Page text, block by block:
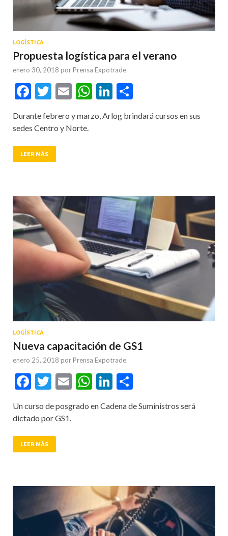
LOGÍSTICA
Propuesta logística para el verano
enero 30, 2018 por Prensa Expotrade
Facebook
Twitter
EmailWhatsApp
LinkedIn
Durante febrero y marzo, Arlog brindará cursos en sus
sedes Centro y Norte.
LEER MÁS
LOGÍSTICA
Nueva capacitación de GS1
enero 25, 2018 por Prensa Expotrade
Facebook
Twitter
EmailWhatsApp
LinkedIn
Un curso de posgrado en Cadena de Suministros será
dictado por GS1.
LEER MÁS